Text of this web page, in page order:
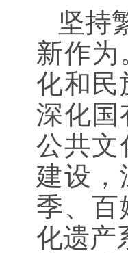
坚持
新作
化和民
深化国
公共文
建设，
季、百
化遗产